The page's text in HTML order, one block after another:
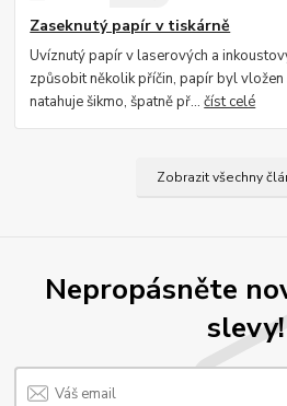
Zaseknutý papír v tiskárně
Uvíznutý papír v laserových a
způsobit několik příčin, papír byl
natahuje šikmo, špatně př...číst celé
Zobrazit všechny
Nepropásněte
slevy!